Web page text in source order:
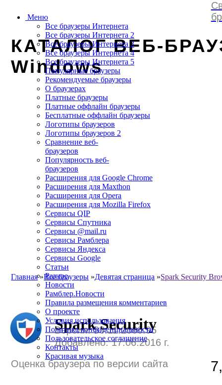
Оценка браузера по версии сайта
Главная»Все браузеры »Девятая страница »Spark Security
Версия: 33.11.2000.95
Добавлено: 17.06.2016 г.
Spark Security
КАТАЛОГ ВЕБ-
Windows
Меню
Все браузеры Интернета
Все браузеры Интернета 2
Все браузеры Интернета 3
Все браузеры Интернета 4
Все браузеры Интернета 5
Популярные браузеры
Рекомендуемые браузеры
О браузерах
Платные браузеры
Платные оффлайн браузеры
Бесплатные оффлайн браузеры
Логотипы браузеров
Логотипы браузеров 2
Сравнение веб-
браузеров
Популярность веб-
браузеров
Расширения для Google Chrome
Расширения для Maxthon
Расширения для Opera
Расширения для Mozilla Firefox
Сервисы QIP
Сервисы Спутника
Сервисы @mail.ru
Сервисы Рамблера
Сервисы Яндекса
Сервисы Google
Статьи
Разное
Новости
Рамблер.Новости
Правила размещения комментариев
О проекте
Условия использования
Политика конфиденциальности
Пользовательское соглашение
Контакты
Красивая музыка